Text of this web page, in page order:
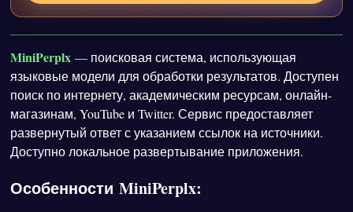
MiniPerplx — поисковая система, использующая
языковые модели для обработки результатов. Доступен
поиск по интернету, академическим ресурсам, онлайн-
магазинам, YouTube и Twitter. Сервис предоставляет
развернутый ответ с указанием ссылок на источники.
Доступно локальное развертывание приложения.
Особенности MiniPerplx: